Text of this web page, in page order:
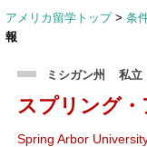
アメリカ留学トップ > 条
報
ミシガン州 私立
スプリング
Spring Arbor